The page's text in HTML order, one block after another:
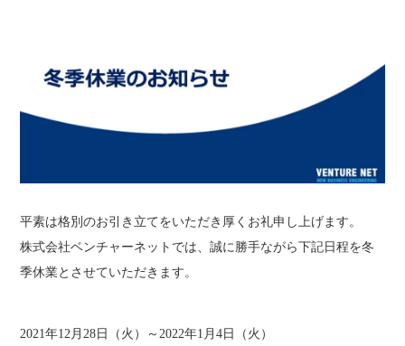
平素は格別のお引き立てをいただき厚くお礼申し上げます。
株式会社ベンチャーネットでは、誠に勝手ながら下記日程を冬
季休業とさせていただきます。
2021年12月28日（火）～2022年1月4日（火）